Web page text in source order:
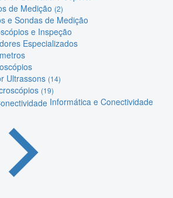
de Medição (2)
e Sondas de Medição
e Inspeção
Especializados
Ultrassons (14)
(19)
Informática e Conectividade